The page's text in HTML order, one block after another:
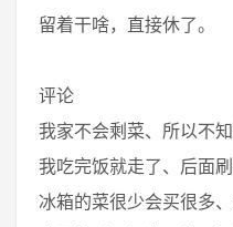
留着干啥，直接休了。
评论
我家不会剩菜、所以不
我吃完饭就走了、后面
冰箱的菜很少会买很多